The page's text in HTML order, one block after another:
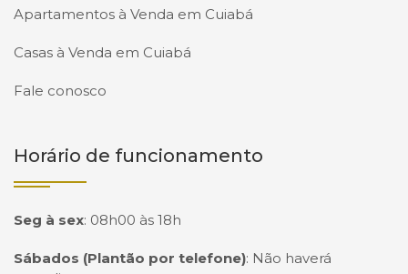
Apartamentos à Venda em Cuiabá
Casas à Venda em Cuiabá
Fale conosco
Horário de funcionamento
Seg à sex: 08h00 às 18h
Sábados (Plantão por telefone): Não haverá